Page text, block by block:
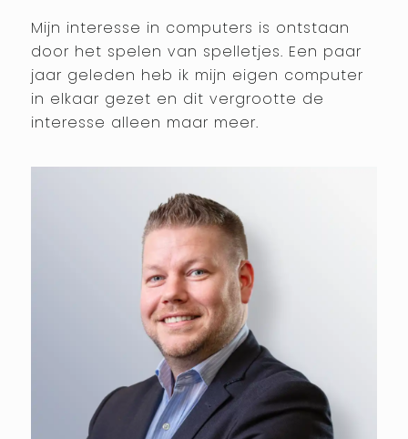
Mijn interesse in computers is ontstaan
door het spelen van spelletjes. Een paar
jaar geleden heb ik mijn eigen computer
in elkaar gezet en dit vergrootte de
interesse alleen maar meer.